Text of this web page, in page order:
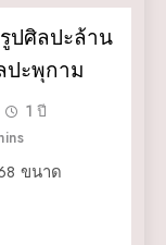
ปศิลปะล้าน
ะพุกาม
1 ปี
ขนาด